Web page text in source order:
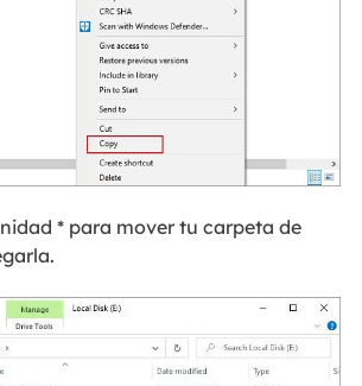
* para mover tu carpeta de